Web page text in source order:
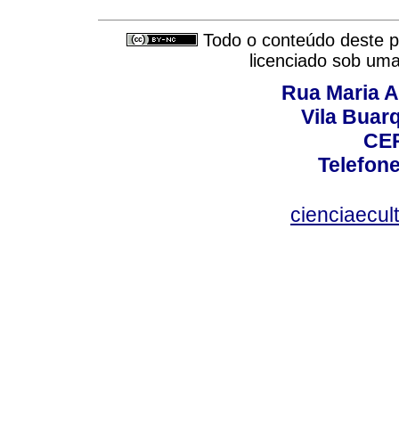
Todo o conteúdo deste
licenciado sob
Rua Maria
Vila